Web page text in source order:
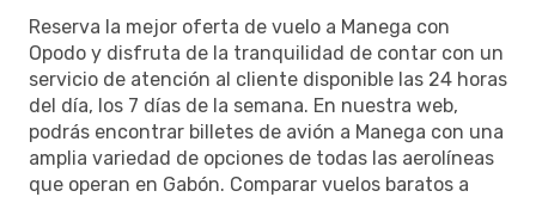
Reserva la mejor oferta de vuelo a Manega con
Opodo y disfruta de la tranquilidad de contar con un
servicio de atención al cliente disponible las 24 horas
del día, los 7 días de la semana. En nuestra web,
podrás encontrar billetes de avión a Manega con una
amplia variedad de opciones de todas las aerolíneas
que operan en Gabón. Comparar vuelos baratos a